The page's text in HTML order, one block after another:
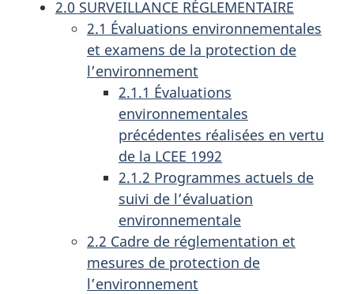
2.0 SURVEILLANCE RÉGLEMENTAIRE
2.1 Évaluations environnementales
et examens de la protection de
l’environnement
2.1.1 Évaluations
environnementales
précédentes réalisées en vertu
de la LCEE 1992
2.1.2 Programmes actuels de
suivi de l’évaluation
environnementale
2.2 Cadre de réglementation et
mesures de protection de
l’environnement